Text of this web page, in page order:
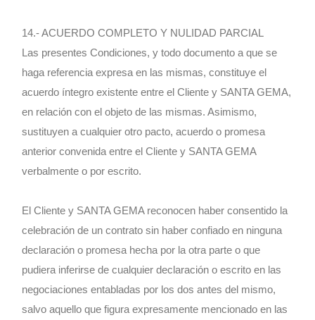
14.- ACUERDO COMPLETO Y NULIDAD PARCIAL
Las presentes Condiciones, y todo documento a que se
haga referencia expresa en las mismas, constituye el
acuerdo íntegro existente entre el Cliente y SANTA GEMA,
en relación con el objeto de las mismas. Asimismo,
sustituyen a cualquier otro pacto, acuerdo o promesa
anterior convenida entre el Cliente y SANTA GEMA
verbalmente o por escrito.
El Cliente y SANTA GEMA reconocen haber consentido la
celebración de un contrato sin haber confiado en ninguna
declaración o promesa hecha por la otra parte o que
pudiera inferirse de cualquier declaración o escrito en las
negociaciones entabladas por los dos antes del mismo,
salvo aquello que figura expresamente mencionado en las